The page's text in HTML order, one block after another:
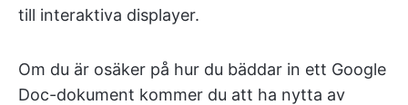
till interaktiva displayer.
Om du är osäker på hur du bäddar in ett Google
Doc-dokument kommer du att ha nytta av